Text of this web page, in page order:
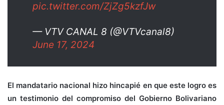
pic.twitter.com/ZjZg5kzfJw
— VTV CANAL 8 (@VTVcanal8)
June 17, 2024
El mandatario nacional hizo hincapié en que este logro es
un testimonio del compromiso del Gobierno Bolivariano